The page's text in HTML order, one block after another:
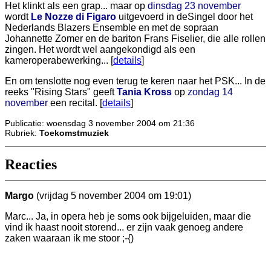
Het klinkt als een grap... maar op dinsdag 23 november
wordt Le Nozze di Figaro uitgevoerd in deSingel door het
Nederlands Blazers Ensemble en met de sopraan
Johannette Zomer en de bariton Frans Fiselier, die alle rollen
zingen. Het wordt wel aangekondigd als een
kameroperabewerking... [details]
En om tenslotte nog even terug te keren naar het PSK... In de
reeks "Rising Stars" geeftTania Kross op zondag 14
november een recital. [details]
Publicatie: woensdag 3 november 2004 om 21:36
Rubriek: Toekomstmuziek
Reacties
Margo (vrijdag 5 november 2004 om 19:01)
Marc... Ja, in opera heb je soms ook bijgeluiden, maar die
vind ik haast nooit storend... er zijn vaak genoeg andere
zaken waaraan ik me stoor ;-{)